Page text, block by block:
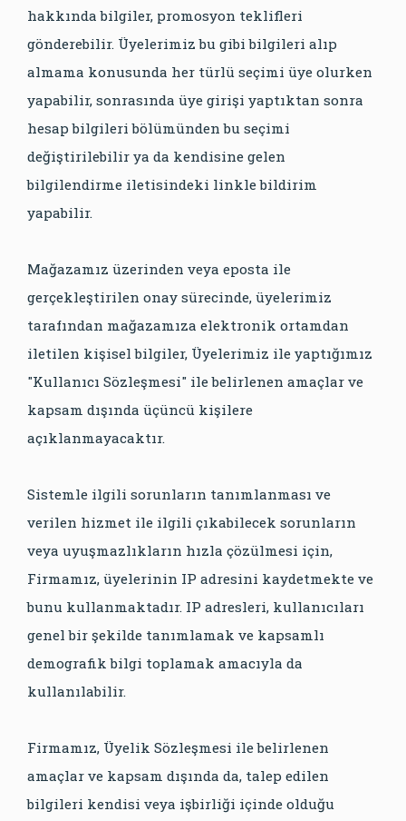
hakkında bilgiler, promosyon teklifleri
gönderebilir. Üyelerimiz bu gibi bilgileri alıp
almama konusunda her türlü seçimi üye olurken
yapabilir, sonrasında üye girişi yaptıktan sonra
hesap bilgileri bölümünden bu seçimi
değiştirilebilir ya da kendisine gelen
bilgilendirme iletisindeki linkle bildirim
yapabilir.
Mağazamız üzerinden veya eposta ile
gerçekleştirilen onay sürecinde, üyelerimiz
tarafından mağazamıza elektronik ortamdan
iletilen kişisel bilgiler, Üyelerimiz ile yaptığımız
"Kullanıcı Sözleşmesi" ile belirlenen amaçlar ve
kapsam dışında üçüncü kişilere
açıklanmayacaktır.
Sistemle ilgili sorunların tanımlanması ve
verilen hizmet ile ilgili çıkabilecek sorunların
veya uyuşmazlıkların hızla çözülmesi için,
Firmamız, üyelerinin IP adresini kaydetmekte ve
bunu kullanmaktadır. IP adresleri, kullanıcıları
genel bir şekilde tanımlamak ve kapsamlı
demografik bilgi toplamak amacıyla da
kullanılabilir.
Firmamız, Üyelik Sözleşmesi ile belirlenen
amaçlar ve kapsam dışında da, talep edilen
bilgileri kendisi veya işbirliği içinde olduğu